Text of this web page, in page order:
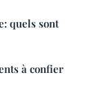
quels sont
à confier